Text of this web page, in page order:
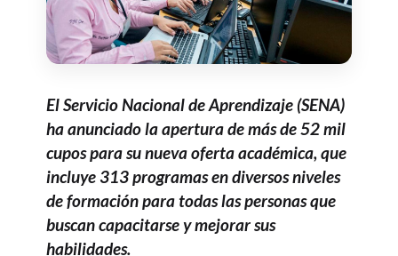
El Servicio Nacional de Aprendizaje (SENA)
ha anunciado la apertura de más de 52 mil
cupos para su nueva oferta académica, que
incluye 313 programas en diversos niveles
de formación para todas las personas que
buscan capacitarse y mejorar sus
habilidades.